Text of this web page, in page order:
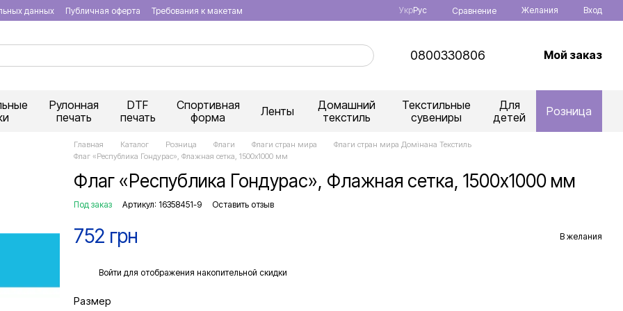
данных Публичная оферта Требования к макетам УкрРус Сравнение Желания Вход
0800330806 Мой заказ
Рулонная
печать
DTF
печать
Спортивная
форма
Ленты
Домашний
текстиль
Текстильные
сувениры
Для
детей
Розница
Главная Каталог Розница Флаги Флаги стран мира
Флаги стран мира Домінана Текстиль
Флаг «Республика Гондурас», Флажная сетка, 1500х1000 мм
Флаг «Республика Гондурас», Флажная сетка, 1500х1000 мм
Под заказ Артикул: 16358451-9 Оставить отзыв
752 грн В желания
Войти для отображения накопительной скидки
Размер